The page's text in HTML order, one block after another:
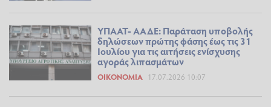
ΥΠΑΑΤ- ΑΑΔΕ: Παράταση υποβολής
δηλώσεων πρώτης φάσης έως τις 31
Ιουλίου για τις αιτήσεις ενίσχυσης
αγοράς λιπασμάτων
ΟΙΚΟΝΟΜΊΑ 17.07.2026 10:07